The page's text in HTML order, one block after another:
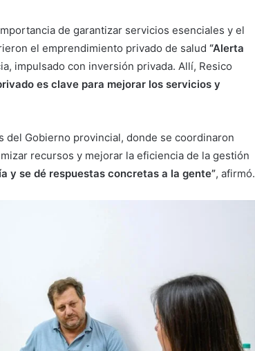
de garantizar servicios esenciales y el
el emprendimiento privado de salud “Alerta
impulsado con inversión privada. Allí, Resico
es clave para mejorar los servicios y
del Gobierno provincial, donde se coordinaron
recursos y mejorar la eficiencia de la gestión
y se dé respuestas concretas a la gente”, afirmó.